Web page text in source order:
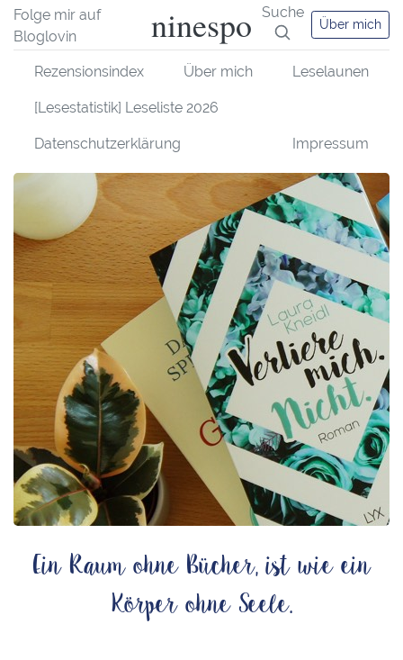
Folge mir auf
Bloglovin
ninespo Suche
Über mich
Rezensionsindex Über mich Leselaunen
[Lesestatistik] Leseliste 2026
Datenschutzerklärung Impressum
Ein Raum ohne Bücher, ist wie ein
Körper ohne Seele.